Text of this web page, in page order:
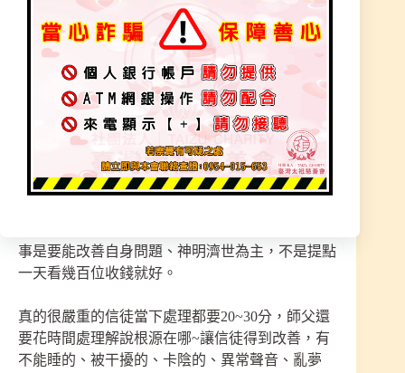
念、神明慈悲濟世。
本宮奉獻多年信徒都從困苦中蛻變、好轉、感受，
走一間宮廟有能力用心走幾次就能轉變，不用花大
把錢在執著冤親、陰靈、因果。這些事存在但不是
每件事都是這些問題在影響！
任何事神明所指示都讓信徒回去考慮清楚、有需要
再來處理即可，本宮無私奉獻、任何事都是隨緣，
事是要能改善自身問題、神明濟世為主，不是提點
一天看幾百位收錢就好。
真的很嚴重的信徒當下處理都要20~30分，師父還
要花時間處理解說根源在哪~讓信徒得到改善，有
不能睡的、被干擾的、卡陰的、異常聲音、亂夢